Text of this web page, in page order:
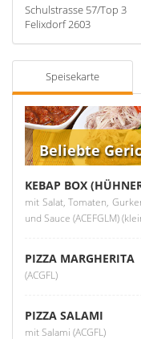
Schulstrasse 57/Top 3
Felixdorf 2603
Speisekarte
Beliebte
KEBAP BOX
mit Salat, Tomaten,
und Sauce (ACEFGLM)
PIZZA MARGHERITA
(ACGFL)
PIZZA SALAMI
mit Salami (ACGFL)